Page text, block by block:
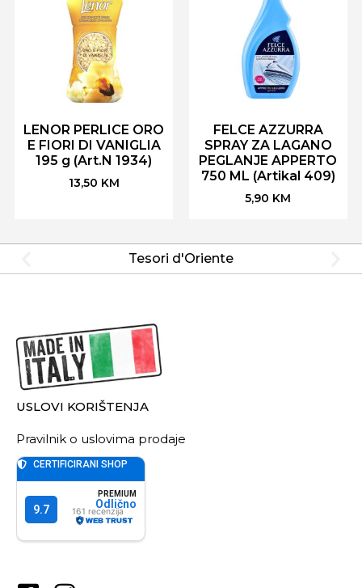
LENOR PERLICE ORO
E FIORI DI VANIGLIA
195 g (Art.N 1934)
13,50 KM
FELCE AZZURRA
SPRAY ZA LAGANO
PEGLANJE APPERTO
750 ML (Artikal 409)
5,90 KM
Tesori d'Oriente
USLOVI KORIŠTENJA
Pravilnik o uslovima prodaje